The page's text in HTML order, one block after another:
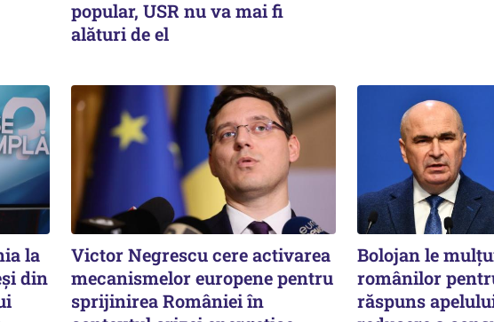
popular, USR nu va mai fi
alături de el
la
din
Victor Negrescu cere activarea
mecanismelor europene pentru
sprijinirea României în
Bolojan le
românilor
răspuns